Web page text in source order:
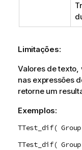
Limitações:
Valores de texto,
nas expressões
retorne um
Exemplos:
TTest_dif(
TTest_dif(